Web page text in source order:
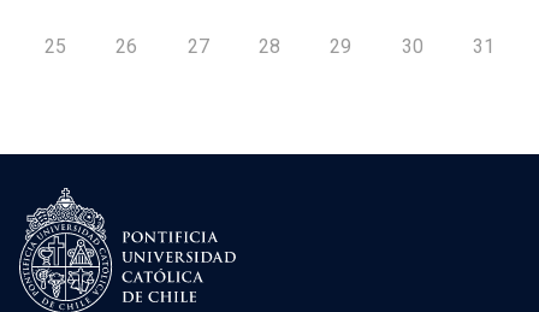
25 26 27 28 29 30 31